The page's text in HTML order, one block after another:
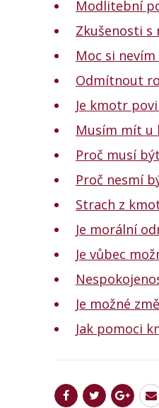
Modlitební
Zkušenosti s
Moc si
Odmítnout
Je kmotr
Musím mít u
Proč musí
Proč nesmí
Strach z
Je morální
Je vůbec
Je možné
Jak pomoci